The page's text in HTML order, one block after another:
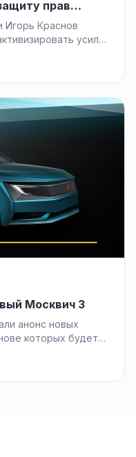
прав
Игорь Краснов
усилия
Москвич 3
анонс новых
которых будет